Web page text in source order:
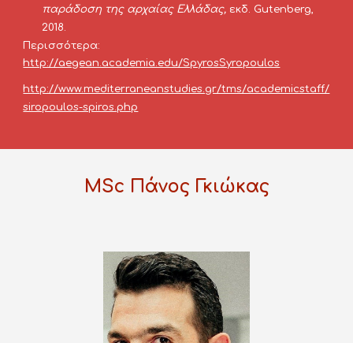
παράδοση της αρχαίας Ελλάδας, εκδ. Gutenberg,
2018.
Περισσότερα:
http://aegean.academia.edu/SpyrosSyropoulos
http://www.mediterraneanstudies.gr/tms/academicstaff/
siropoulos-spiros.php
MSc Πάνος Γκιώκας